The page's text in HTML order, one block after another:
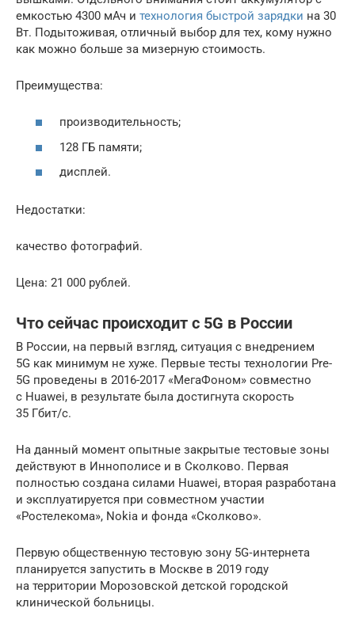
емкостью 4300 мАч и технология быстрой зарядки на 30
Вт. Подытоживая, отличный выбор для тех, кому нужно
как можно больше за мизерную стоимость.
Преимущества:
производительность;
128 ГБ памяти;
дисплей.
Недостатки:
качество фотографий.
Цена: 21 000 рублей.
Что сейчас происходит с 5G в России
В России, на первый взгляд, ситуация с внедрением
5G как минимум не хуже. Первые тесты технологии Pre-
5G проведены в 2016-2017 «МегаФоном» совместно
с Huawei, в результате была достигнута скорость
35 Гбит/с.
На данный момент опытные закрытые тестовые зоны
действуют в Иннополисе и в Сколково. Первая
полностью создана силами Huawei, вторая разработана
и эксплуатируется при совместном участии
«Ростелекома», Nokia и фонда «Сколково».
Первую общественную тестовую зону 5G‐интернета
планируется запустить в Москве в 2019 году
на территории Морозовской детской городской
клинической больницы.